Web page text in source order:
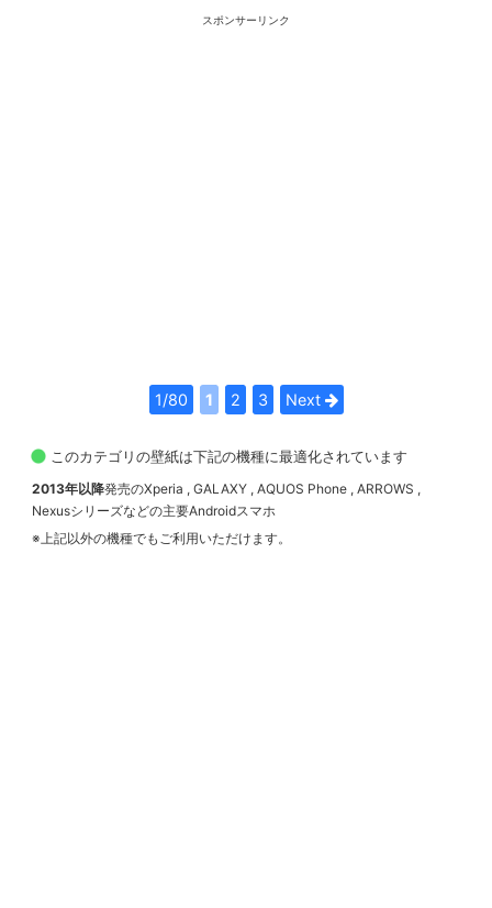
スポンサーリンク
1/80 1 2 3 Next
このカテゴリの壁紙は下記の機種に最適化されています
2013年以降発売のXperia , GALAXY , AQUOS Phone , ARROWS ,
Nexusシリーズなどの主要Androidスマホ
※上記以外の機種でもご利用いただけます。